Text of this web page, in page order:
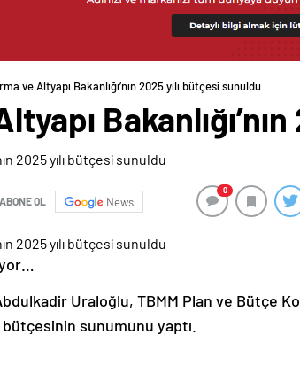
ve Altyapı Bakanlığı’nın 2025 yılı bütçesi sunuldu
ABONE OL News
0
Uraloğlu, TBMM Plan ve Bütçe
bütçesinin sunumunu yaptı.